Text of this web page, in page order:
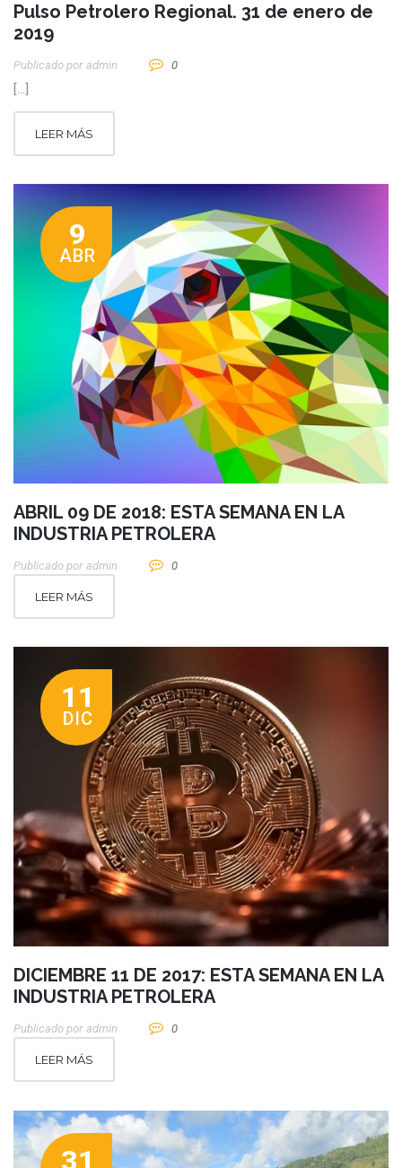
Pulso Petrolero Regional. 31 de enero de
2019
Publicado por Admin 0
[…]
LEER MÁS
9
ABR
ABRIL 09 DE 2018: ESTA SEMANA EN LA
INDUSTRIA PETROLERA
Publicado por Admin 0
LEER MÁS
11
DIC
DICIEMBRE 11 DE 2017: ESTA SEMANA EN LA
INDUSTRIA PETROLERA
Publicado por Admin 0
LEER MÁS
31